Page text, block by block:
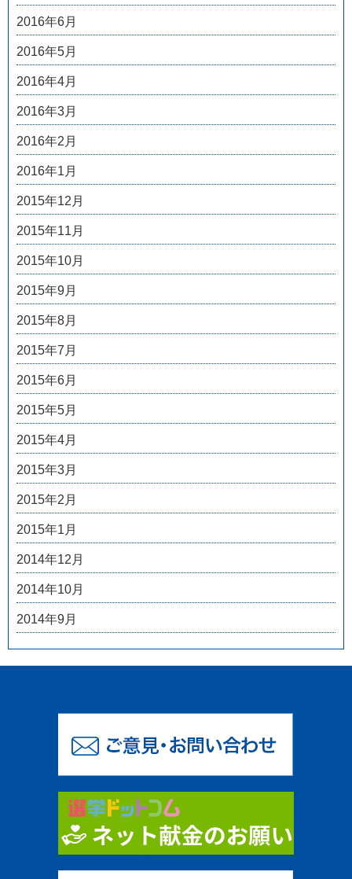
2016年6月
2016年5月
2016年4月
2016年3月
2016年2月
2016年1月
2015年12月
2015年11月
2015年10月
2015年9月
2015年8月
2015年7月
2015年6月
2015年5月
2015年4月
2015年3月
2015年2月
2015年1月
2014年12月
2014年10月
2014年9月